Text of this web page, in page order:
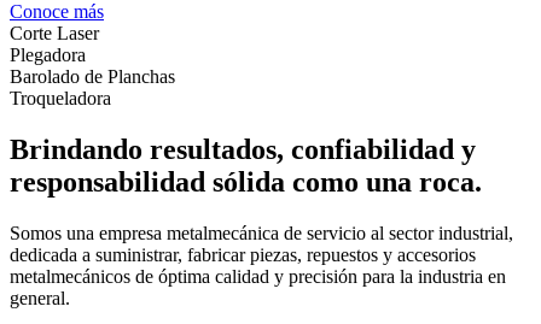
Conoce más
Corte Laser
Plegadora
Barolado de Planchas
Troqueladora
Brindando resultados, confiabilidad y
responsabilidad sólida como una roca.
Somos una empresa metalmecánica de servicio al sector industrial,
dedicada a suministrar, fabricar piezas, repuestos y accesorios
metalmecánicos de óptima calidad y precisión para la industria en
general.